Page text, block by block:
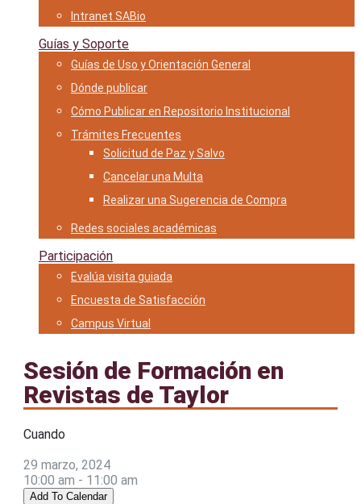
Intranet SABio
Guías y Soporte
Guías de Uso y Orientación General
Dónde publicar
Cómo Publicar en Repositorio Institucional
Trámites Frecuentes
Solicitud de Paz y Salvo
Cancelar una Multa
Realizar una Sugerencia de Compra
Redes sociales académicas
Participación
Evalúa visita guiada
Encuesta de Satisfacción
Campus Virtual
Sesión de Formación en
Revistas de Taylor
Cuando
29 marzo, 2024
10:00 am - 11:00 am
Add To Calendar